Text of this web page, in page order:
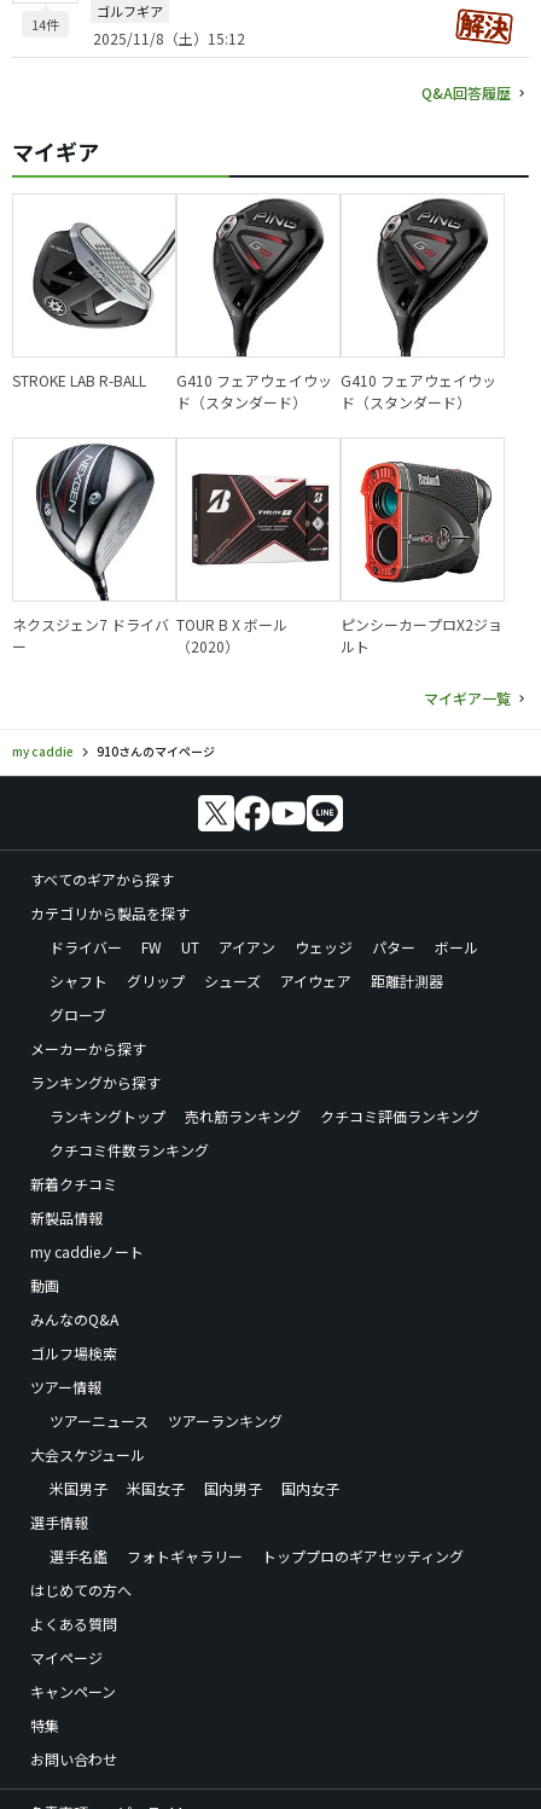
14件
ゴルフギア
2025/11/8（土）15:12
Q&A回答履歴
マイギア
STROKE LAB R-BALL
G410 フェアウェイウッ
ド（スタンダード）
G410 フェアウェイウッ
ド（スタンダード）
ネクスジェン7 ドライバ
ー
TOUR B X ボール
（2020）
ピンシーカープロX2ジョ
ルト
マイギア一覧
my caddie 910さんのマイページ
すべてのギアから探す
カテゴリから製品を探す
ドライバー
FW UT アイアン ウェッジ パター
ボール
シャフト
グリップ シューズ アイウェア
距離計測器
グローブ
メーカーから探す
ランキングから探す
ランキングトップ
売れ筋ランキング
クチコミ評価ランキング
クチコミ件数ランキング
新着クチコミ
新製品情報
my caddieノート
動画
みんなのQ&A
ゴルフ場検索
ツアー情報
ツアーニュース
ツアーランキング
大会スケジュール
米国男子
米国女子 国内男子
国内女子
選手情報
選手名鑑
フォトギャラリー
トッププロのギアセッティング
はじめての方へ
よくある質問
マイページ
キャンペーン
特集
お問い合わせ